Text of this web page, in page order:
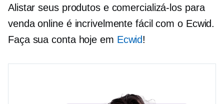
Alistar seus produtos e comercializá-los para
venda online é incrivelmente fácil com o Ecwid.
Faça sua conta hoje em Ecwid!